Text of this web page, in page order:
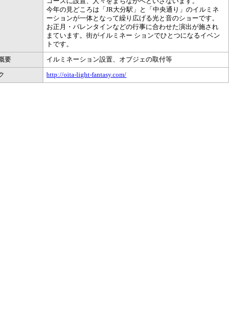
今年の見どころは「JR大分駅」と「中央通り」のイルミネ
ーションが一体となって繰り広げる光と音のショーです。
お正月・バレンタインなどの行事に合わせた演出が施され
まています。街がイルミネー ションでひとつになるイベン
トです。
要 イルミネーション設置、オブジェの取付等
http://oita-light-fantasy.com/